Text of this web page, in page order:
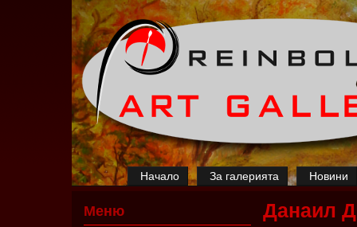
Начало За галерията Новини
Меню Данаил